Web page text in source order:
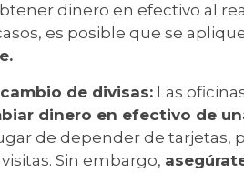
dinero en efectivo al
es posible que se
de divisas: Las
dinero en efectivo de
de depender de tarjetas,
Sin embargo,